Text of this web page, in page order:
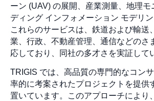
ーン (UAV) の展開、産業測量、地理
ディング インフォメーション モデリン
これらのサービスは、鉄道および輸送
業、行政、不動産管理、通信などのさ
応しており、同社の多才さを実証して
TRIGIS では、高品質の専門的なコン
率的に考案されたプロジェクトを提供
置いています。このアプローチにより